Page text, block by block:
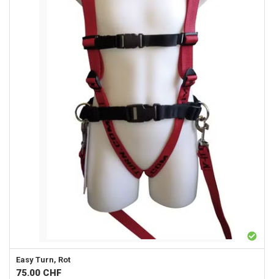
Easy Turn, Rot
75.00 CHF